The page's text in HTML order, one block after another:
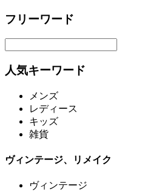
フリーワード
人気キーワード
メンズ
レディース
キッズ
雑貨
ヴィンテージ、リメイク
ヴィンテージ